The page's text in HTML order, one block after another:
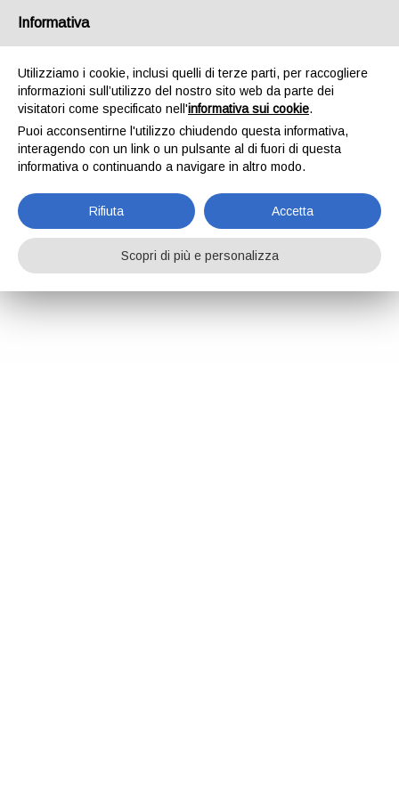
Informativa
Utilizziamo i cookie, inclusi quelli di terze parti, per raccogliere
informazioni sull’utilizzo del nostro sito web da parte dei
visitatori come specificato nell'informativa sui cookie.
Puoi acconsentirne l'utilizzo chiudendo questa informativa,
interagendo con un link o un pulsante al di fuori di questa
informativa o continuando a navigare in altro modo.
Rifiuta Accetta
Scopri di più e personalizza